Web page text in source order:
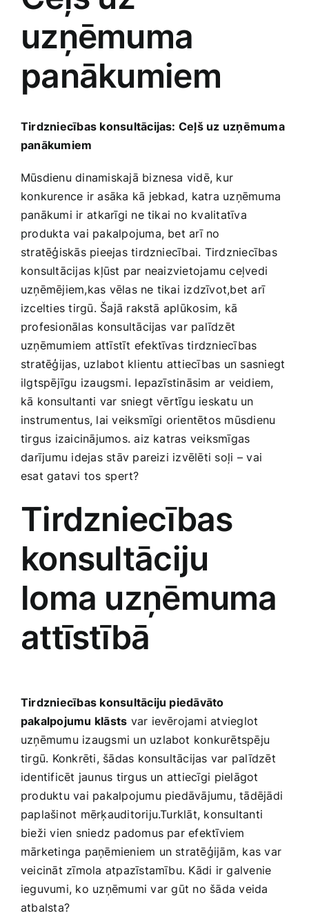
Jaunākie pārdevēji
Pirktākās preces
Raksti
Grāmatas
Gudrā māja
Mājai un remontam
Mājražotājiem
Mājsaimniecības preces
Mēbeles un interjers
Medicīnas preces
Mobilie telefoni, planšetdatori
Pakalpojumi
Pārtikas preces
Rotaļlietas, bērnu preces
Smaržas, kosmētika
TV un Sadzīves tehnika
Zoo preces
uzņēmuma
panākumiem
Tirdzniecības konsultācijas: Ceļš uz uzņēmuma
panākumiem
Mūsdienu dinamiskajā biznesa‌ vidē, kur
konkurence ir asāka kā jebkad, ⁢katra uzņēmuma
panākumi ir ⁤atkarīgi ne tikai no kvalitatīva
produkta vai pakalpojuma, bet arī no
stratēģiskās pieejas tirdzniecībai. Tirdzniecības
konsultācijas kļūst par neaizvietojamu ceļvedi
uzņēmējiem,kas vēlas​ ne tikai izdzīvot,bet arī
izcelties tirgū. Šajā rakstā aplūkosim, kā
profesionālas⁣ konsultācijas ⁣var palīdzēt
uzņēmumiem attīstīt efektīvas tirdzniecības
stratēģijas, uzlabot klientu attiecības un sasniegt
ilgtspējīgu izaugsmi. Iepazīstināsim ar ‍veidiem,⁣
kā konsultanti var sniegt​ vērtīgu ‌ieskatu un
instrumentus, lai veiksmīgi‌ orientētos mūsdienu
tirgus izaicinājumos. aiz katras veiksmīgas
⁢darījumu‌ idejas stāv pareizi izvēlēti soļi⁢ – vai
esat gatavi tos⁣ spert?
Tirdzniecības
konsultāciju
loma uzņēmuma
attīstībā
Tirdzniecības konsultāciju piedāvāto
pakalpojumu klāsts var ievērojami atvieglot
uzņēmumu izaugsmi un uzlabot konkurētspēju
tirgū. Konkrēti, šādas‍ konsultācijas var palīdzēt
identificēt jaunus tirgus un attiecīgi⁢ pielāgot
produktu vai pakalpojumu piedāvājumu, tādējādi
paplašinot‍ mērķauditoriju.Turklāt, konsultanti
bieži vien‌ sniedz padomus par efektīviem
mārketinga paņēmieniem un stratēģijām, kas var
veicināt zīmola atpazīstamību. Kādi ir galvenie
ieguvumi, ko uzņēmumi var⁢ gūt no šāda veida
atbalsta?